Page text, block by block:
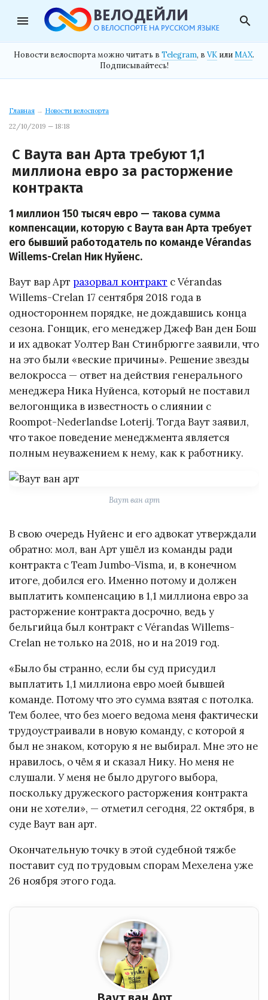
menu search
Новости велоспорта можно читать в Telegram, в VK илиMAX.
Подписывайтесь!
Главная → Новости велоспорта
22/10/2019 — 18:18
С Ваута ван Арта требуют 1,1
миллиона евро за расторжение
контракта
1 миллион 150 тысяч евро — такова сумма
компенсации, которую с Ваута ван Арта требует
его бывший работодатель по команде Vérandas
Willems-Crelan Ник Нуйенс.
Ваут вар Арт разорвал контракт с Vérandas
Willems-Crelan 17 сентября 2018 года в
одностороннем порядке, не дождавшись конца
сезона. Гонщик, его менеджер Джеф Ван ден Бош
и их адвокат Уолтер Ван Стинбрюгге заявили, что
на это были «веские причины». Решение звезды
велокросса — ответ на действия генерального
менеджера Ника Нуйенса, который не поставил
велогонщика в известность о слиянии с
Roompot-Nederlandse Loterij. Тогда Ваут заявил,
что такое поведение менеджмента является
полным неуважением к нему, как к работнику.
Ваут ван арт
В свою очередь Нуйенс и его адвокат утверждали
обратно: мол, ван Арт ушёл из команды ради
контракта с Team Jumbo-Visma, и, в конечном
итоге, добился его. Именно потому и должен
выплатить компенсацию в 1,1 миллиона евро за
расторжение контракта досрочно, ведь у
бельгийца был контракт с Vérandas Willems-
Crelan не только на 2018, но и на 2019 год.
«Было бы странно, если бы суд присудил
выплатить 1,1 миллиона евро моей бывшей
команде. Потому что это сумма взятая с потолка.
Тем более, что без моего ведома меня фактически
трудоустраивали в новую команду, с которой я
был не знаком, которую я не выбирал. Мне это не
нравилось, о чём я и сказал Нику. Но меня не
слушали. У меня не было другого выбора,
поскольку дружеского расторжения контракта
они не хотели», — отметил сегодня, 22 октября, в
суде Ваут ван арт.
Окончательную точку в этой судебной тяжбе
поставит суд по трудовым спорам Мехелена уже
26 ноября этого года.